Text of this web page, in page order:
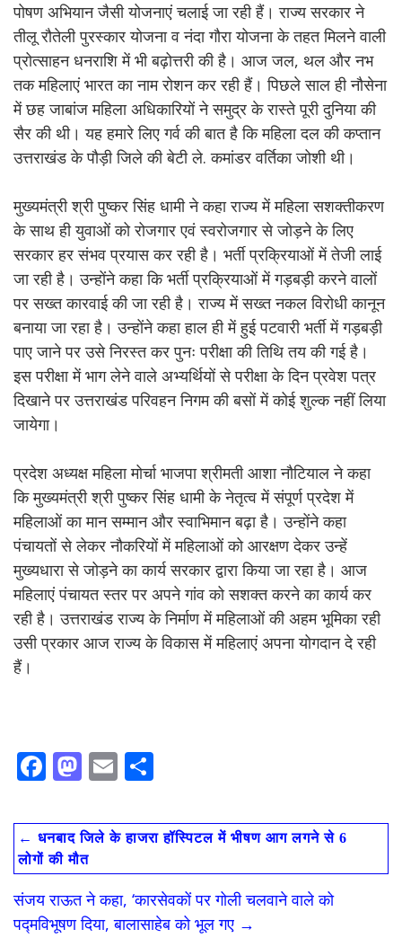
पोषण अभियान जैसी योजनाएं चलाई जा रही हैं। राज्य सरकार ने
तीलू रौतेली पुरस्कार योजना व नंदा गौरा योजना के तहत मिलने वाली
प्रोत्साहन धनराशि में भी बढ़ोत्तरी की है। आज जल, थल और नभ
तक महिलाएं भारत का नाम रोशन कर रही हैं। पिछले साल ही नौसेना
में छह जाबांज महिला अधिकारियों ने समुद्र के रास्ते पूरी दुनिया की
सैर की थी। यह हमारे लिए गर्व की बात है कि महिला दल की कप्तान
उत्तराखंड के पौड़ी जिले की बेटी ले. कमांडर वर्तिका जोशी थी।
मुख्यमंत्री श्री पुष्कर सिंह धामी ने कहा राज्य में महिला सशक्तीकरण
के साथ ही युवाओं को रोजगार एवं स्वरोजगार से जोड़ने के लिए
सरकार हर संभव प्रयास कर रही है। भर्ती प्रक्रियाओं में तेजी लाई
जा रही है। उन्होंने कहा कि भर्ती प्रक्रियाओं में गड़बड़ी करने वालों
पर सख्त कारवाई की जा रही है। राज्य में सख्त नकल विरोधी कानून
बनाया जा रहा है। उन्होंने कहा हाल ही में हुई पटवारी भर्ती में गड़बड़ी
पाए जाने पर उसे निरस्त कर पुनः परीक्षा की तिथि तय की गई है।
इस परीक्षा में भाग लेने वाले अभ्यर्थियों से परीक्षा के दिन प्रवेश पत्र
दिखाने पर उत्तराखंड परिवहन निगम की बसों में कोई शुल्क नहीं लिया
जायेगा।
प्रदेश अध्यक्ष महिला मोर्चा भाजपा श्रीमती आशा नौटियाल ने कहा
कि मुख्यमंत्री श्री पुष्कर सिंह धामी के नेतृत्व में संपूर्ण प्रदेश में
महिलाओं का मान सम्मान और स्वाभिमान बढ़ा है। उन्होंने कहा
पंचायतों से लेकर नौकरियों में महिलाओं को आरक्षण देकर उन्हें
मुख्यधारा से जोड़ने का कार्य सरकार द्वारा किया जा रहा है। आज
महिलाएं पंचायत स्तर पर अपने गांव को सशक्त करने का कार्य कर
रही है। उत्तराखंड राज्य के निर्माण में महिलाओं की अहम भूमिका रही
उसी प्रकार आज राज्य के विकास में महिलाएं अपना योगदान दे रही
हैं।
F
e
b
o
o
k
M
to
d
o
n
E
ai
l
ar
e
← धनबाद जिले के हाजरा हॉस्पिटल में भीषण आग लगने से 6
लोगों की मौत
संजय राऊत ने कहा, ‘कारसेवकों पर गोली चलवाने वाले को
पद्मविभूषण दिया, बालासाहेब को भूल गए →